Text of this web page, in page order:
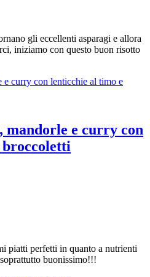
gli eccellenti asparagi e allora
iniziamo con questo buon risotto
mandorle e curry con
piatti perfetti in quanto a nutrienti
buonissimo!!!